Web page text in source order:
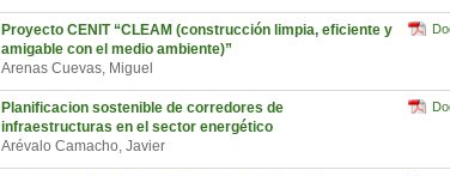
Proyecto CENIT “CLEAM (construcción limpia, eficiente y
amigable con el medio ambiente)”
Arenas Cuevas, Miguel
Planificacion sostenible de corredores de
infraestructuras en el sector energético
Arévalo Camacho, Javier